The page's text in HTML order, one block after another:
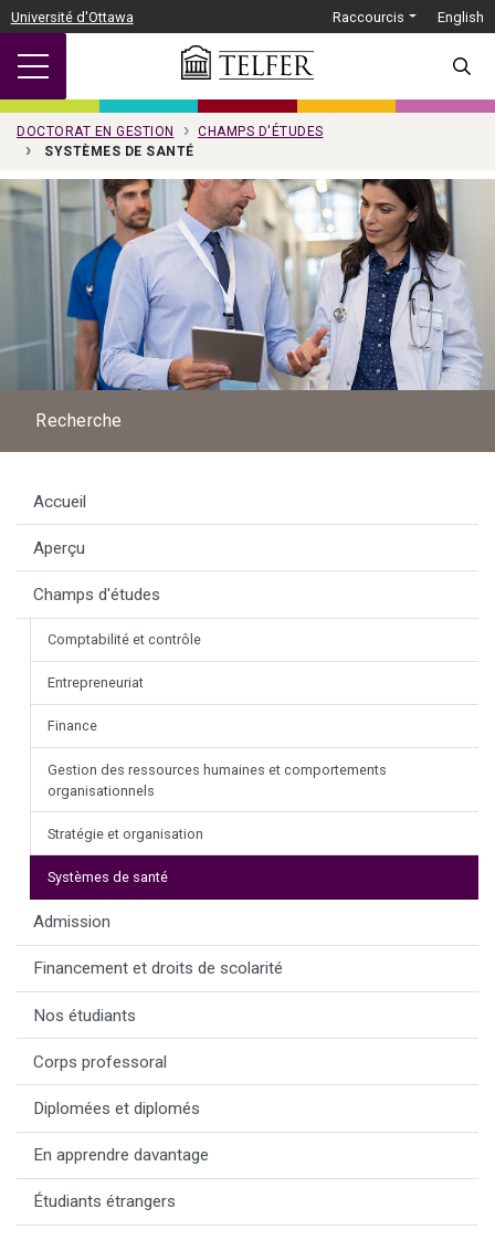
Passer au contenu principal
Université d'Ottawa Raccourcis English
DOCTORAT EN GESTION
CHAMPS D'ÉTUDES
SYSTÈMES DE SANTÉ
Recherche
Accueil
Aperçu
Champs d'études
Comptabilité et contrôle
Entrepreneuriat
Finance
Gestion des ressources humaines et comportements
organisationnels
Stratégie et organisation
Systèmes de santé
Admission
Financement et droits de scolarité
Nos étudiants
Corps professoral
Diplomées et diplomés
En apprendre davantage
Étudiants étrangers